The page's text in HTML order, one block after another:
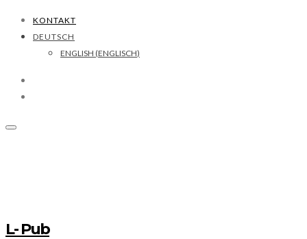
KONTAKT
DEUTSCH
ENGLISH (ENGLISCH)
L- Pub